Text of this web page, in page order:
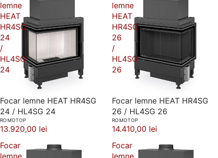
lemne
HEAT
HR4SG
24
/
HL4SG
24
Focar lemne HEAT HR4SG
24 / HL4SG 24
ROMOTOP
13.920,00 lei
lemne
HEAT
HR4SG
26
/
HL4SG
26
Focar lemne HEAT HR4SG
26 / HL4SG 26
ROMOTOP
14.410,00 lei
Focar
lemne
Focar
lemne